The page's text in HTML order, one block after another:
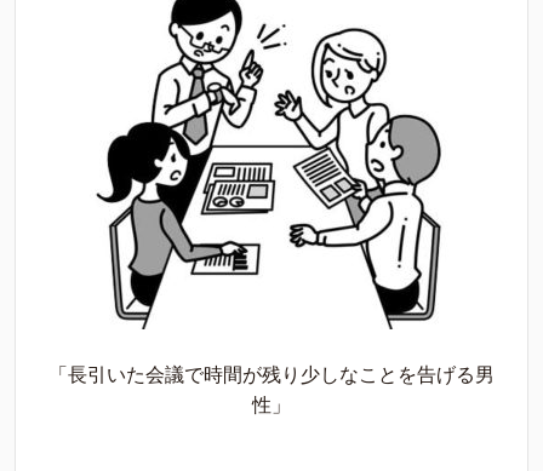
「長引いた会議で時間が残り少しなことを告げる男
性」